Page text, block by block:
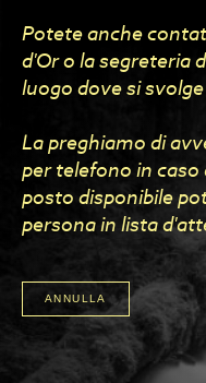
Potete anche
d'Or o la segreteria
luogo dove si
La preghiamo di
per telefono in
posto disponibile
persona in lista
ANNULLA